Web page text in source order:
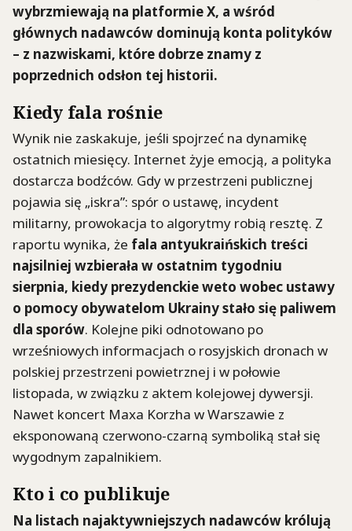
wybrzmiewają na platformie X, a wśród
głównych nadawców dominują konta polityków
– z nazwiskami, które dobrze znamy z
poprzednich odsłon tej historii.
Kiedy fala rośnie
Wynik nie zaskakuje, jeśli spojrzeć na dynamikę
ostatnich miesięcy. Internet żyje emocją, a polityka
dostarcza bodźców. Gdy w przestrzeni publicznej
pojawia się „iskra”: spór o ustawę, incydent
militarny, prowokacja to algorytmy robią resztę. Z
raportu wynika, że fala antyukraińskich treści
najsilniej wzbierała w ostatnim tygodniu
sierpnia, kiedy prezydenckie weto wobec ustawy
o pomocy obywatelom Ukrainy stało się paliwem
dla sporów. Kolejne piki odnotowano po
wrześniowych informacjach o rosyjskich dronach w
polskiej przestrzeni powietrznej i w połowie
listopada, w związku z aktem kolejowej dywersji.
Nawet koncert Maxa Korzha w Warszawie z
eksponowaną czerwono-czarną symboliką stał się
wygodnym zapalnikiem.
Kto i co publikuje
Na listach najaktywniejszych nadawców królują